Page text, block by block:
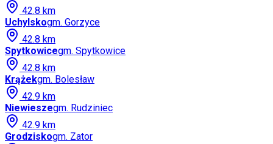
42.8 km
Uchylskogm. Gorzyce
42.8 km
Spytkowicegm. Spytkowice
42.8 km
Krążekgm. Bolesław
42.9 km
Niewieszegm. Rudziniec
42.9 km
Grodziskogm. Zator